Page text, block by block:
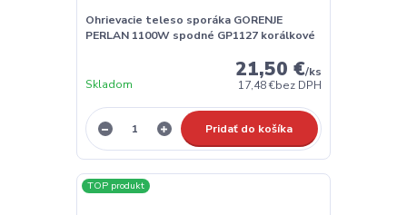
Ohrievacie teleso sporáka GORENJE
PERLAN 1100W spodné GP1127 korálkové
21,50 €/ks
17,48 €bez DPH
Skladom
Pridať do košíka
TOP produkt